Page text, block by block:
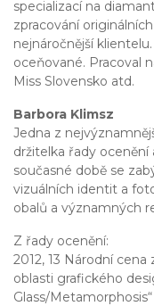
specializací na
zpracování
nejnáročnější
oceňované. Pracoval
Miss Slovensko atd.
Barbora Klimsz
Jedna z
držitelka řady ocenění
současné době se
vizuálních identit a
obalů a významných
Z řady ocenění:
2012, 13 Národní
oblasti grafického
Glass/